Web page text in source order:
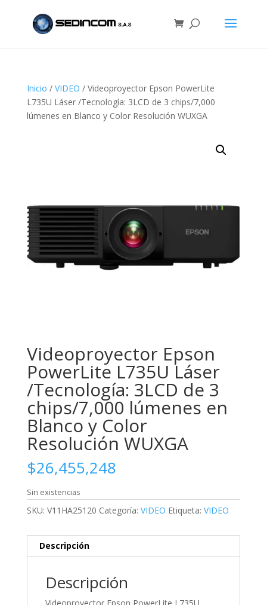
Inicio / VIDEO / Videoproyector Epson PowerLite
L735U Láser /Tecnología: 3LCD de 3 chips/7,000
lúmenes en Blanco y Color Resolución WUXGA
Videoproyector Epson
PowerLite L735U Láser
/Tecnología: 3LCD de 3
chips/7,000 lúmenes en
Blanco y Color
Resolución WUXGA
$26,455,248
Sin existencias
SKU: V11HA25120 Categoría: VIDEO Etiqueta: VIDEO
Descripción
Descripción